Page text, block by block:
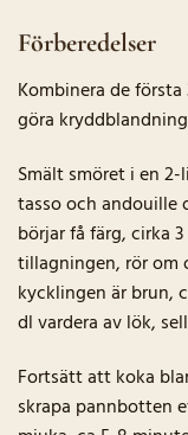
Förberedelser
Kombinera de
göra
Smält smöret i en
tasso och
börjar få färg, cirka
tillagningen, rör
kycklingen är brun,
dl vardera av lök,
Fortsätt att koka
skrapa pannbotten